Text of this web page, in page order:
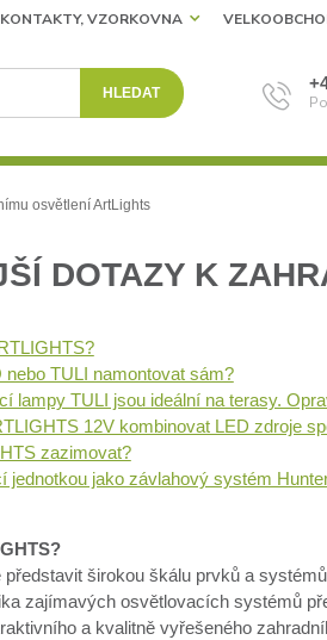
KONTAKTY, VZORKOVNA
HLEDAT
osvětlení ArtLights
DOTAZY K
TULI namontovat sám?
lampy TULI jsou ideální na terasy.
12V kombinovat LED zdroje
zazimovat?
jednotkou jako závlahový systém
širokou škálu prvků a
zajímavých osvětlovacích systémů
a kvalitně vyřešeného